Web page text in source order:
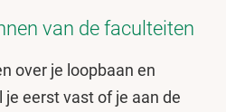
van de faculteiten
over je loopbaan en
eerst vast of je aan de